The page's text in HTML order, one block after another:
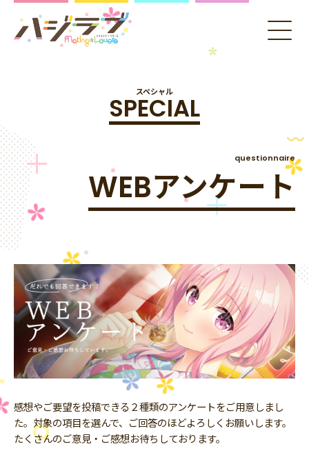
スペシャル
SPECIAL
questionnaire
WEBアンケート
感想やご要望を投稿できる２種類のアンケートをご用意しまし
た。対象の項目を選んで、ご回答のほどよろしくお願いします。
たくさんのご意見・ご感想お待ちしております。